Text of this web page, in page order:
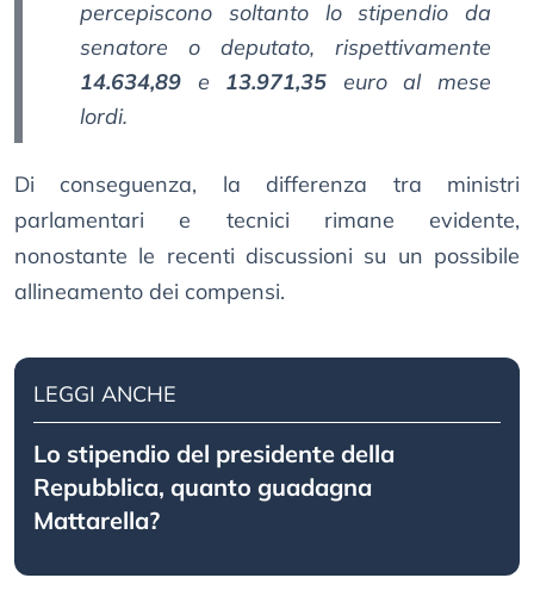
percepiscono soltanto lo stipendio da
senatore o deputato, rispettivamente
14.634,89 e 13.971,35 euro al mese
lordi.
Di conseguenza, la differenza tra ministri
parlamentari e tecnici rimane evidente,
nonostante le recenti discussioni su un possibile
allineamento dei compensi.
LEGGI ANCHE
Lo stipendio del presidente della
Repubblica, quanto guadagna
Mattarella?